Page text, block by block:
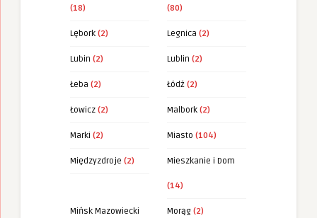
(18) (80)
Lębork (2) Legnica (2)
Lubin (2) Lublin (2)
Łeba (2) Łódź (2)
Łowicz (2) Malbork (2)
Marki (2) Miasto (104)
Międzyzdroje (2) Mieszkanie i Dom
(14)
Mińsk Mazowiecki Morąg (2)